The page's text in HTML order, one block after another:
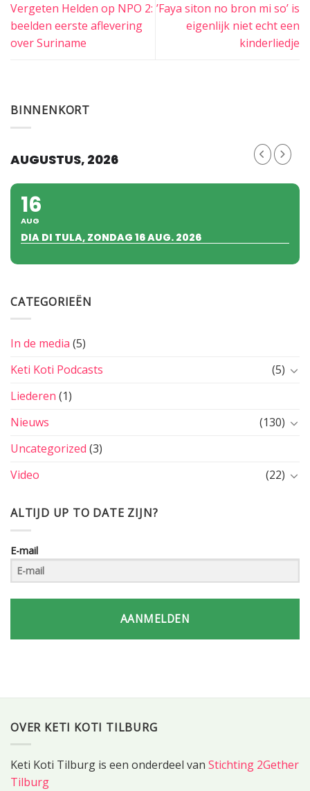
Vergeten Helden op NPO 2:
beelden eerste aflevering
over Suriname
’Faya siton no bron mi so’ is
eigenlijk niet echt een
kinderliedje
BINNENKORT
AUGUSTUS, 2026
16
AUG
DIA DI TULA, ZONDAG 16 AUG. 2026
CATEGORIEËN
In de media (5)
Keti Koti Podcasts
(5)
Liederen (1)
Nieuws
(130)
Uncategorized (3)
Video
(22)
ALTIJD UP TO DATE ZIJN?
E-mail
AANMELDEN
OVER KETI KOTI TILBURG
Keti Koti Tilburg is een onderdeel van Stichting 2Gether
Tilburg